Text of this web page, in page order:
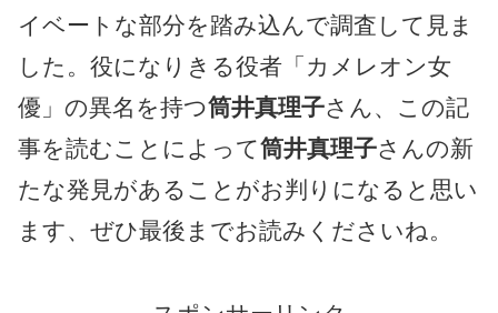
イベートな部分を踏み込んで調査して見ま
した。役になりきる役者「カメレオン女
優」の異名を持つ筒井真理子さん、この記
事を読むことによって筒井真理子さんの新
たな発見があることがお判りになると思い
ます、ぜひ最後までお読みくださいね。